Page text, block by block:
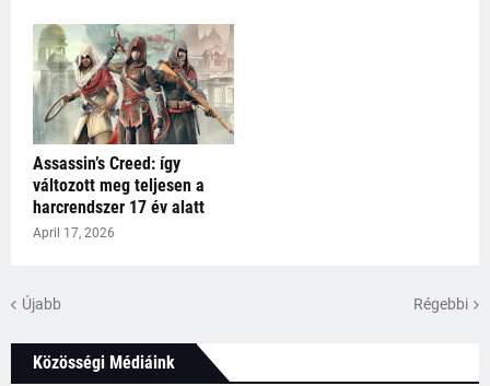
Assassin’s Creed: így
változott meg teljesen a
harcrendszer 17 év alatt
April 17, 2026
Újabb Régebbi
Közösségi Médiáink